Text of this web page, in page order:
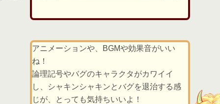
アニメーションや、BGMや効果音がいい
ね！
論理記号やバグのキャラクタがカワイイ
し、シャキンシャキンとバグを退治する感
じが、とっても気持ちいいよ！